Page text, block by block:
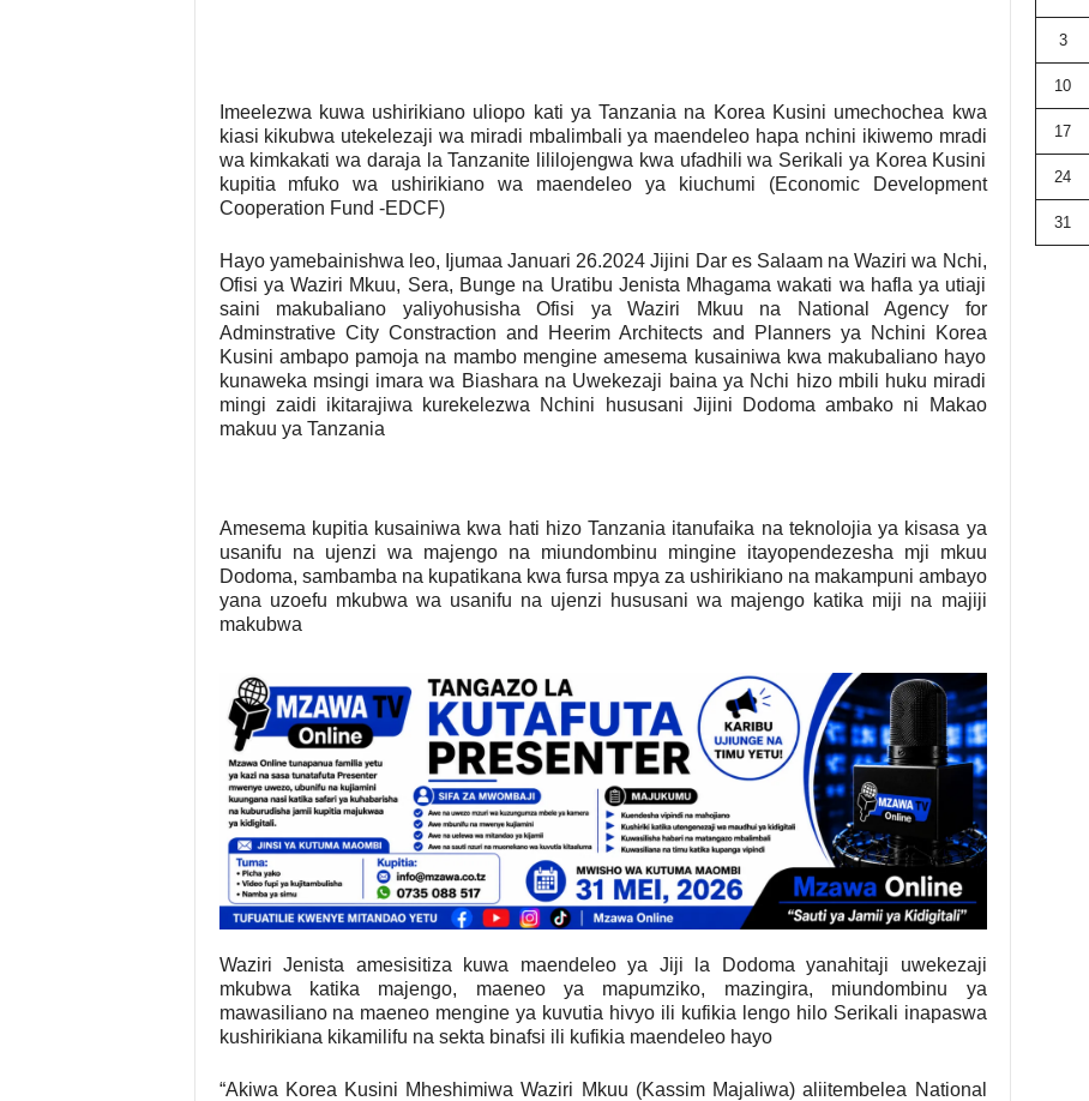
Imeelezwa kuwa ushirikiano uliopo kati ya Tanzania na Korea Kusini umechochea kwa
kiasi kikubwa utekelezaji wa miradi mbalimbali ya maendeleo hapa nchini ikiwemo mradi
wa kimkakati wa daraja la Tanzanite lililojengwa kwa ufadhili wa Serikali ya Korea Kusini
kupitia mfuko wa ushirikiano wa maendeleo ya kiuchumi (Economic Development
Cooperation Fund -EDCF)
Hayo yamebainishwa leo, Ijumaa Januari 26.2024 Jijini Dar es Salaam na Waziri wa Nchi,
Ofisi ya Waziri Mkuu, Sera, Bunge na Uratibu Jenista Mhagama wakati wa hafla ya utiaji
saini makubaliano yaliyohusisha Ofisi ya Waziri Mkuu na National Agency for
Adminstrative City Constraction and Heerim Architects and Planners ya Nchini Korea
Kusini ambapo pamoja na mambo mengine amesema kusainiwa kwa makubaliano hayo
kunaweka msingi imara wa Biashara na Uwekezaji baina ya Nchi hizo mbili huku miradi
mingi zaidi ikitarajiwa kurekelezwa Nchini hususani Jijini Dodoma ambako ni Makao
makuu ya Tanzania
Amesema kupitia kusainiwa kwa hati hizo Tanzania itanufaika na teknolojia ya kisasa ya
usanifu na ujenzi wa majengo na miundombinu mingine itayopendezesha mji mkuu
Dodoma, sambamba na kupatikana kwa fursa mpya za ushirikiano na makampuni ambayo
yana uzoefu mkubwa wa usanifu na ujenzi hususani wa majengo katika miji na majiji
makubwa
Waziri Jenista amesisitiza kuwa maendeleo ya Jiji la Dodoma yanahitaji uwekezaji
mkubwa katika majengo, maeneo ya mapumziko, mazingira, miundombinu ya
mawasiliano na maeneo mengine ya kuvutia hivyo ili kufikia lengo hilo Serikali inapaswa
kushirikiana kikamilifu na sekta binafsi ili kufikia maendeleo hayo
“Akiwa Korea Kusini Mheshimiwa Waziri Mkuu (Kassim Majaliwa) aliitembelea National
3
10
17
24
31